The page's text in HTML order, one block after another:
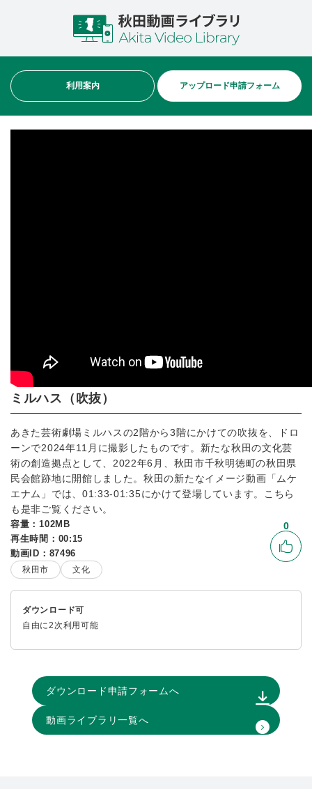
利用案内 アップロード申請フォーム
ミルハス（吹抜）
あきた芸術劇場ミルハスの2階から3階にかけての吹抜を、ドロ
ーンで2024年11月に撮影したものです。新たな秋田の文化芸
術の創造拠点として、2022年6月、秋田市千秋明徳町の秋田県
民会館跡地に開館しました。秋田の新たなイメージ動画「ムケ
エナム」では、01:33-01:35にかけて登場しています。こちら
も是非ご覧ください。
容量：102MB
再生時間：00:15
動画ID：87496
秋田市 文化
いい
0
ダウンロード可
自由に2次利用可能
ダウンロード申請フォームへ
動画ライブラリ一覧へ